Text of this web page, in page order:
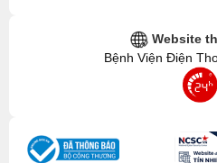
Website
Bệnh Viện Điện